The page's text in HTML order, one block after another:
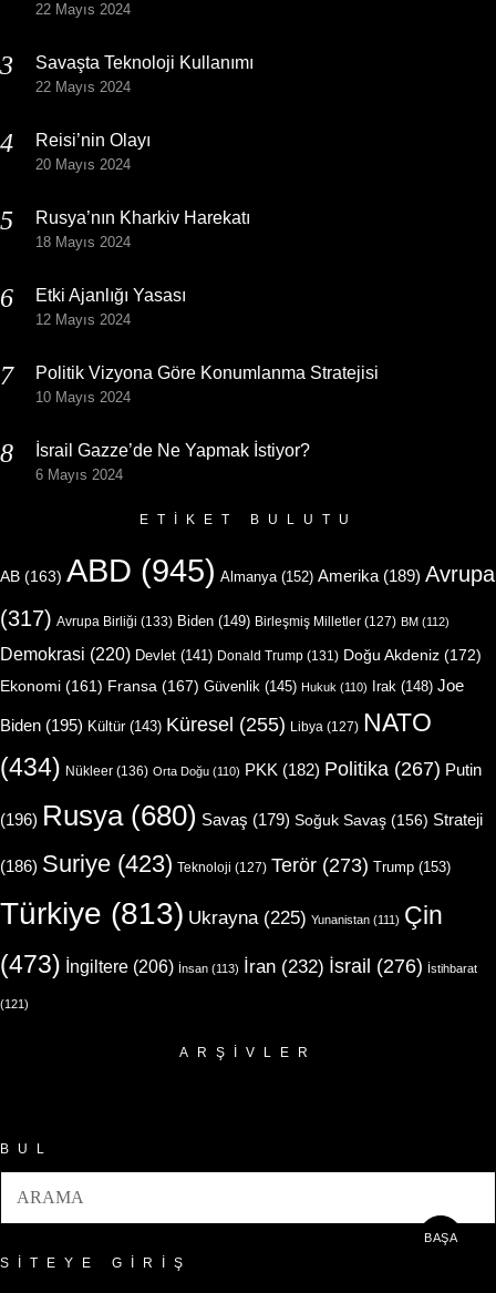
22 Mayıs 2024
Savaşta Teknoloji Kullanımı
22 Mayıs 2024
Reisi’nin Olayı
20 Mayıs 2024
Rusya’nın Kharkiv Harekatı
18 Mayıs 2024
Etki Ajanlığı Yasası
12 Mayıs 2024
Politik Vizyona Göre Konumlanma Stratejisi
10 Mayıs 2024
İsrail Gazze’de Ne Yapmak İstiyor?
6 Mayıs 2024
ETIKET BULUTU
AB (163) ABD (945) Almanya(152) Amerika(189) Avrupa
(317) Avrupa Birliği (133) Biden (149) Birleşmiş Milletler (127) BM (112)
Demokrasi (220) Devlet (141) Donald Trump (131) Doğu Akdeniz (172)
Ekonomi (161) Fransa (167) Güvenlik (145) Hukuk (110) Irak (148) Joe
Biden (195) Kültür(143) Küresel (255) Libya (127) NATO
(434) Nükleer (136) Orta Doğu (110) PKK (182) Politika (267) Putin
(196) Rusya(680) Savaş (179) Soğuk Savaş (156) Strateji
(186) Suriye (423) Teknoloji (127) Terör (273) Trump (153)
Türkiye (813) Ukrayna(225) Yunanistan (111) Çin
(473) İngiltere (206) İnsan (113) İran (232) İsrail (276) İstihbarat
(121)
ARŞIVLER
BUL
SITEYE GIRIŞ
BAŞA